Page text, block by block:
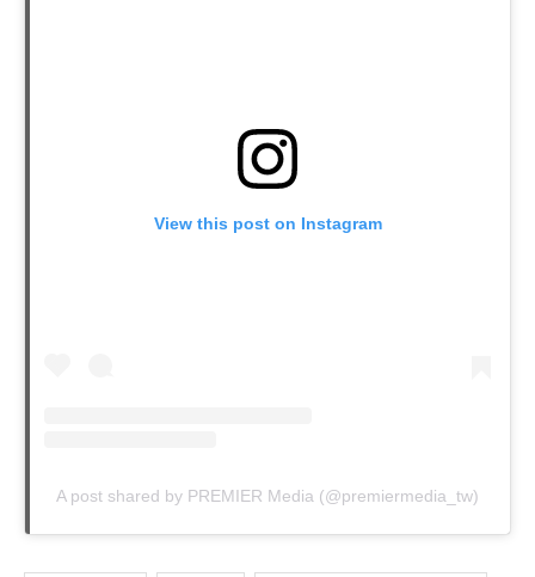
View this post on Instagram
A post shared by PREMIER Media (@premiermedia_tw)